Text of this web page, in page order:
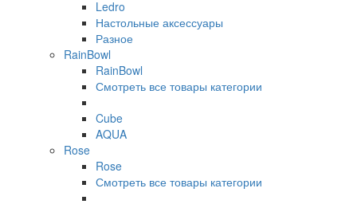
Ledro
Настольные аксессуары
Разное
RainBowl
RainBowl
Смотреть все товары категории
Cube
AQUA
Rose
Rose
Смотреть все товары категории